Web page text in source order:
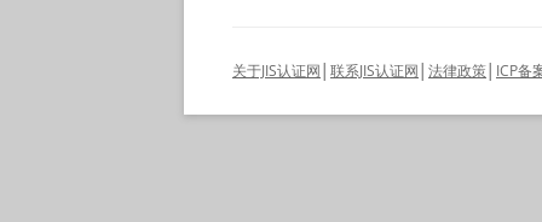
关于JIS认证网 联系JIS认证网 法律政策 ICP备